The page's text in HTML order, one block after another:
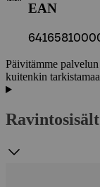
EAN
Päivitämme
kuitenkin